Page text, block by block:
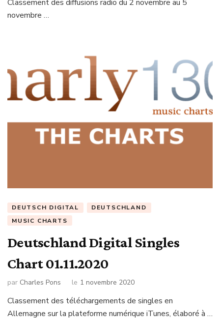
Classement des diffusions radio du 2 novembre au 5
novembre …
DEUTSCH DIGITAL
DEUTSCHLAND
MUSIC CHARTS
Deutschland Digital Singles
Chart 01.11.2020
par Charles Pons le 1 novembre 2020
Classement des téléchargements de singles en
Allemagne sur la plateforme numérique iTunes, élaboré à …